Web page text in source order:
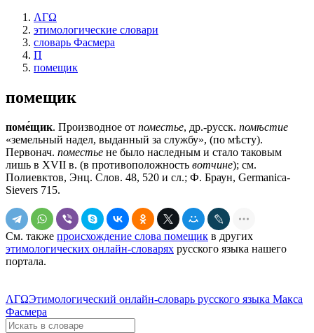
ΛΓΩ
этимологические словари
словарь Фасмера
П
помещик
помещик
поме́щик. Производное от поместье, др.-русск. помѣстие
«земельный надел, выданный за службу», (по мѣсту).
Первонач. поместье не было наследным и стало таковым
лишь в XVII в. (в противоположность вотчине); см.
Полиевктов, Энц. Слов. 48, 520 и сл.; Ф. Браун, Germanica-
Sievers 715.
См. также происхождение слова помещик в других
этимологических онлайн-словарях русского языка нашего
портала.
ΛΓΩЭтимологический онлайн-словарь русского языка Макса
Фасмера